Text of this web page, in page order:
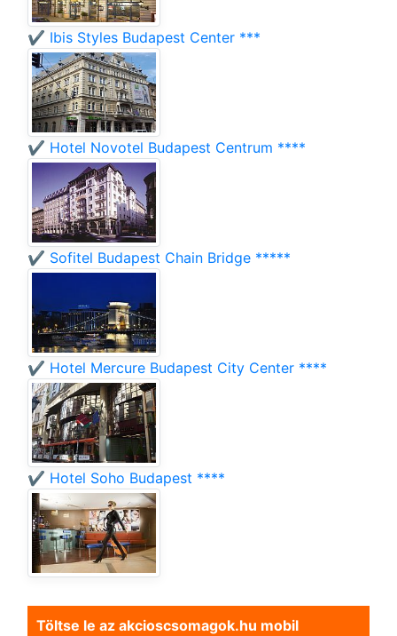
✔️ Ibis Styles Budapest Center ***
✔️ Hotel Novotel Budapest Centrum ****
✔️ Sofitel Budapest Chain Bridge *****
✔️ Hotel Mercure Budapest City Center ****
✔️ Hotel Soho Budapest ****
Töltse le az akcioscsomagok.hu mobil